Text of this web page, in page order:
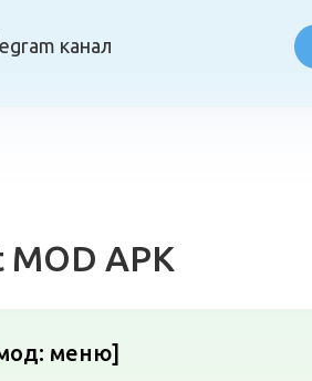
канал
APK
меню]